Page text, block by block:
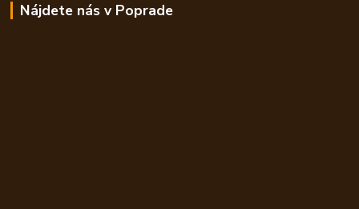
Nájdete nás v Poprade